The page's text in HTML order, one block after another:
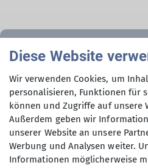
Jugendklettern
Erwachsenenklettern
Diese Website
Wir verwenden Cookies, um
personalisieren, Funktionen für
können und Zugriffe auf unsere
Außerdem geben wir
unserer Website an unsere
Werbung und Analysen weiter.
Informationen möglicherweise